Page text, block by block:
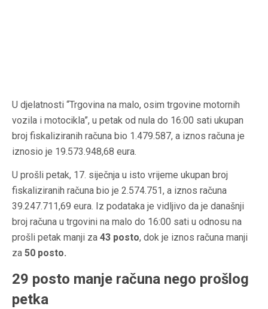
U djelatnosti “Trgovina na malo, osim trgovine motornih
vozila i motocikla”, u petak od nula do 16:00 sati ukupan
broj fiskaliziranih računa bio 1.479.587, a iznos računa je
iznosio je 19.573.948,68 eura.
U prošli petak, 17. siječnja u isto vrijeme ukupan broj
fiskaliziranih računa bio je 2.574.751, a iznos računa
39.247.711,69 eura. Iz podataka je vidljivo da je današnji
broj računa u trgovini na malo do 16:00 sati u odnosu na
prošli petak manji za 43 posto, dok je iznos računa manji
za 50 posto.
29 posto manje računa nego prošlog
petka